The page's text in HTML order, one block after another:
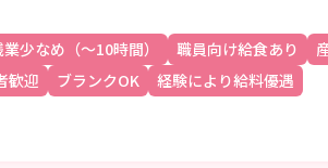
少なめ（～10時間） 職員向け給食あり
歓迎
ブランクOK 経験により給料優遇